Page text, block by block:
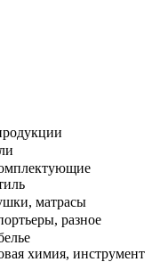
матрасы
разное
химия, инструмент